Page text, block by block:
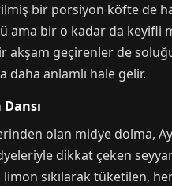
bir porsiyon köfte de
ama bir o kadar da
geçirenler de
daha anlamlı hale gelir.
olan midye dolma,
dikkat çeken
sıkılarak tüketilen,